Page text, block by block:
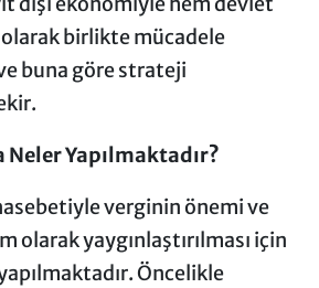
birlikte mücadele
buna göre strateji
Yapılmaktadır?
verginin önemi ve
olarak yaygınlaştırılması için
Öncelikle